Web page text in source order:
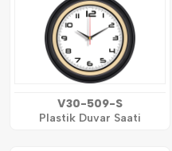
V30-509-S
Plastik Duvar Saati